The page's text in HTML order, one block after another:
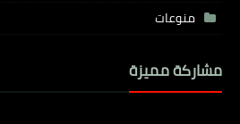
منوعات
مشاركة مميزة